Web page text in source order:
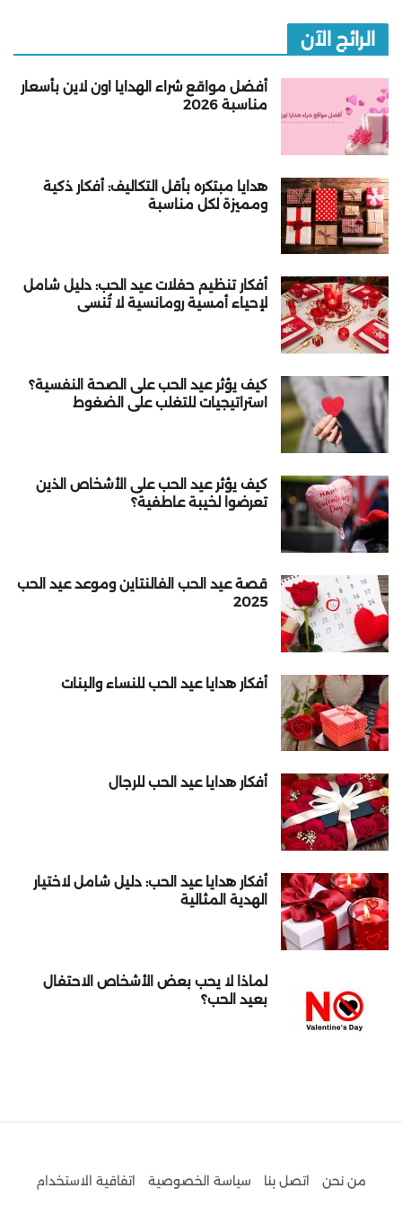
الرائج الآن
أفضل مواقع شراء الهدايا اون لاين بأسعار
مناسبة 2026
هدايا مبتكره بأقل التكاليف: أفكار ذكية
ومميزة لكل مناسبة
أفكار تنظيم حفلات عيد الحب: دليل شامل
لإحياء أمسية رومانسية لا تُنسى
كيف يؤثر عيد الحب على الصحة النفسية؟
استراتيجيات للتغلب على الضغوط
كيف يؤثر عيد الحب على الأشخاص الذين
تعرضوا لخيبة عاطفية؟
قصة عيد الحب الفالنتاين وموعد عيد الحب
2025
أفكار هدايا عيد الحب للنساء والبنات
أفكار هدايا عيد الحب للرجال
أفكار هدايا عيد الحب: دليل شامل لاختيار
الهدية المثالية
لماذا لا يحب بعض الأشخاص الاحتفال
بعيد الحب؟
من نحن اتصل بنا سياسة الخصوصية اتفاقية الاستخدام